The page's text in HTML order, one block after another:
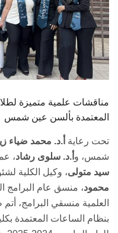
مناقشات علمية متميزة
المعتمدة بألسن عين شمس
تحت رعاية أ.د. محمد ضياء
شمس، و أ.د. سلوى رشاد،
سيد متولى، وكيل الكلية
محمود، منسق عام البرامج
العلمية منسقي البرامج، أتم
بنظام الساعات المعتمدة